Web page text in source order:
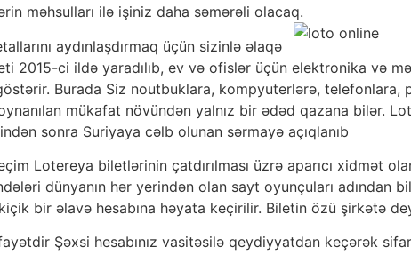
məhsulları ilə işiniz daha səmərəli olacaq.
aydınlaşdırmaq üçün sizinlə əlaqə
2015-ci ildə yaradılıb, ev və ofislər üçün elektronika və
Burada Siz noutbuklara, kompyuterlərə, telefonlara,
mükafat növündən yalnız bir ədəd qazana bilər.
sonra Suriyaya cəlb olunan sərmayə açıqlanıb
Lotereya biletlərinin çatdırılması üzrə aparıcı xidmət
dünyanın hər yerindən olan sayt oyunçuları adından
bir əlavə hesabına həyata keçirilir. Biletin özü şirkətə
Şəxsi hesabınız vasitəsilə qeydiyyatdan keçərək